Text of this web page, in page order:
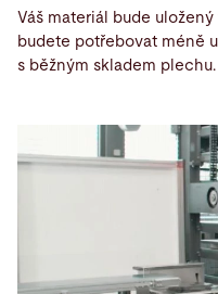
Váš materiál bude
budete potřebovat méně
s běžným skladem plechu.